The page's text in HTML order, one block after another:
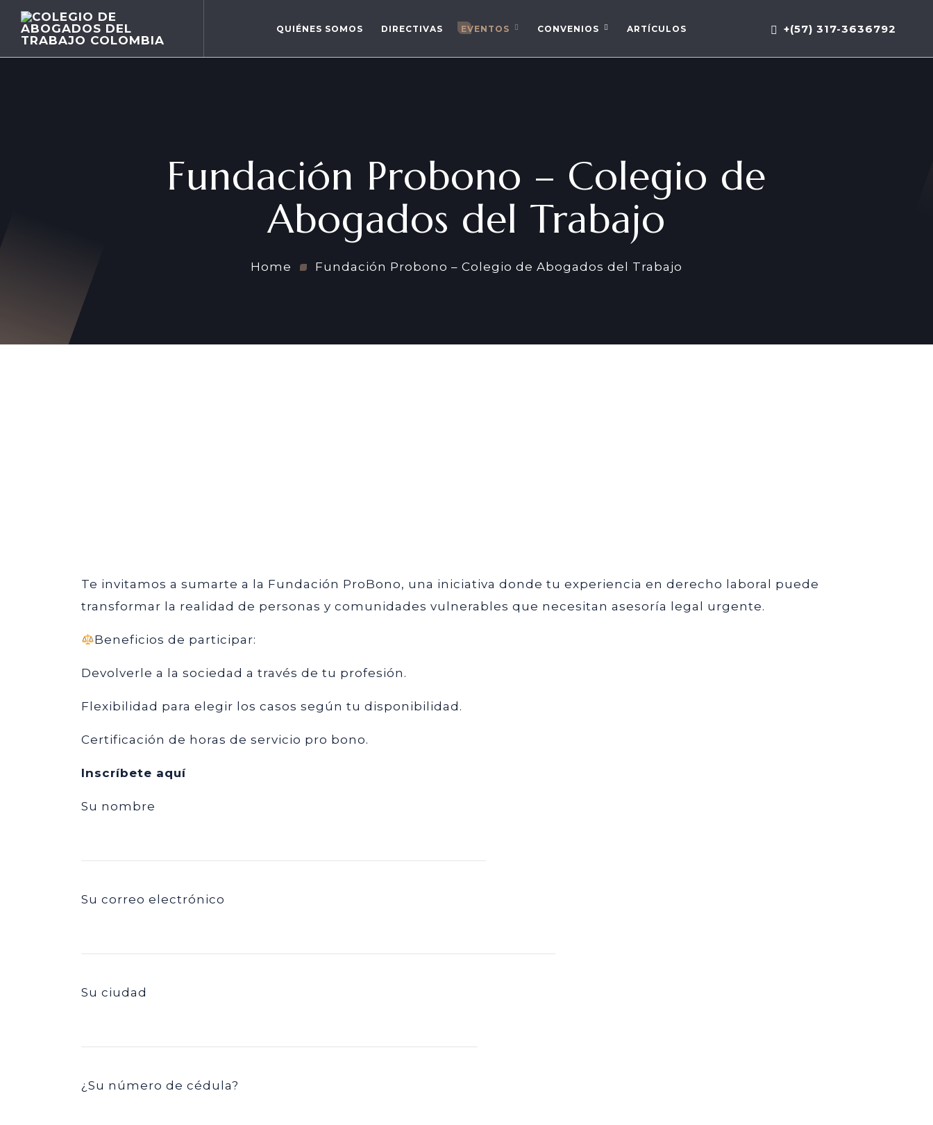
QUIÉNES SOMOS DIRECTIVAS EVENTOS CONVENIOS ARTÍCULOS +(57) 317-3636792
Fundación Probono – Colegio de
Abogados del Trabajo
Home Fundación Probono – Colegio de Abogados del Trabajo
Te invitamos a sumarte a la Fundación ProBono, una iniciativa donde tu experiencia en derecho laboral puede
transformar la realidad de personas y comunidades vulnerables que necesitan asesoría legal urgente.
Beneficios de participar:
Devolverle a la sociedad a través de tu profesión.
Flexibilidad para elegir los casos según tu disponibilidad.
Certificación de horas de servicio pro bono.
Inscríbete aquí
Su nombre
Su correo electrónico
Su ciudad
¿Su número de cédula?